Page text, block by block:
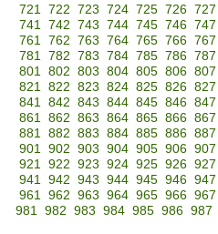
721 722 723 724 725 726 727
741 742 743 744 745 746 747
761 762 763 764 765 766 767
781 782 783 784 785 786 787
801 802 803 804 805 806 807
821 822 823 824 825 826 827
841 842 843 844 845 846 847
861 862 863 864 865 866 867
881 882 883 884 885 886 887
901 902 903 904 905 906 907
921 922 923 924 925 926 927
941 942 943 944 945 946 947
961 962 963 964 965 966 967
981 982 983 984 985 986 987